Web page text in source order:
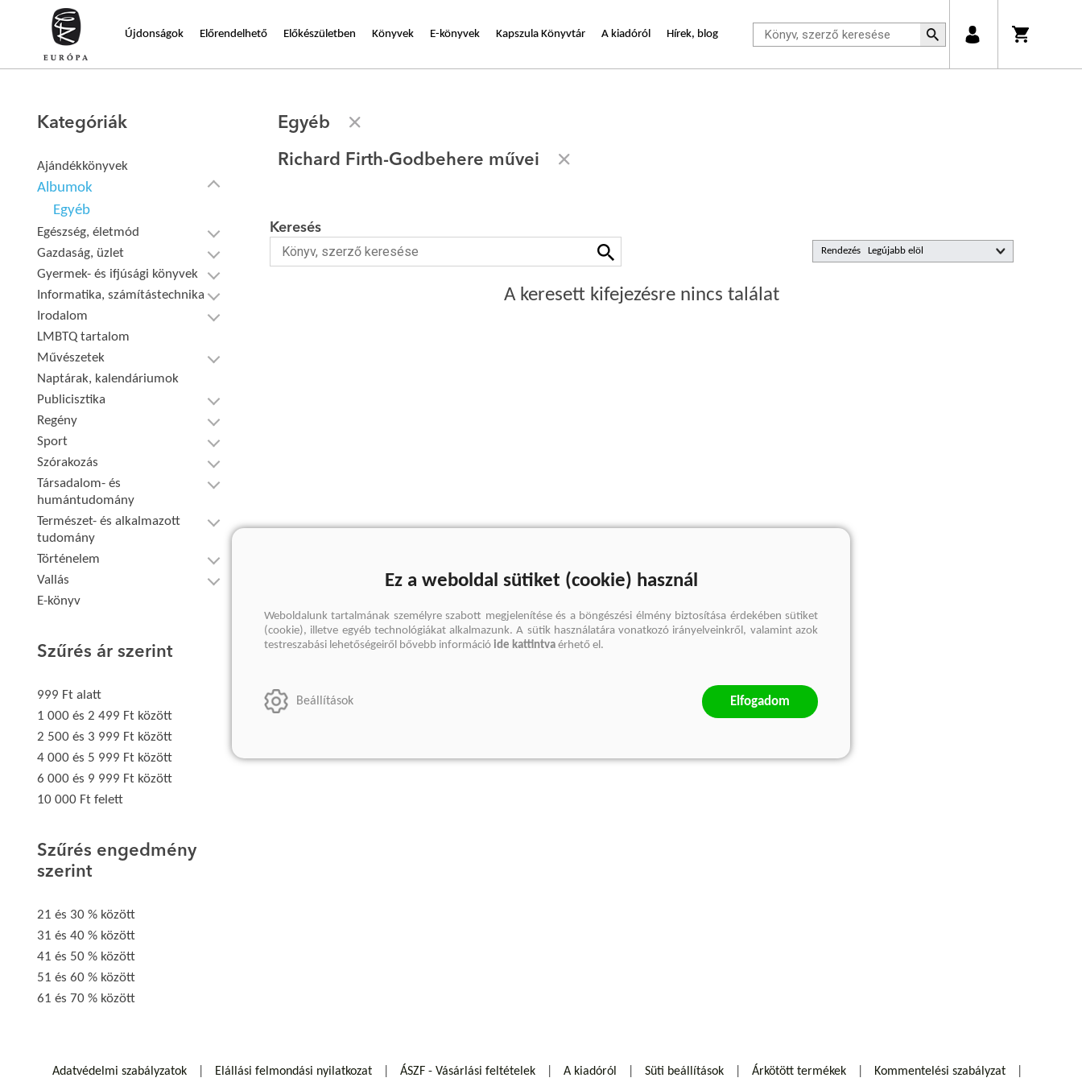
Újdonságok Előrendelhető Előkészületben Könyvek E-könyvek Kapszula Könyvtár A kiadóról Hírek, blog
Kategóriák
Ajándékkönyvek
Albumok
Egyéb
Egészség, életmód
Gazdaság, üzlet
Gyermek- és ifjúsági könyvek
Informatika, számítástechnika
Irodalom
LMBTQ tartalom
Művészetek
Naptárak, kalendáriumok
Publicisztika
Regény
Sport
Szórakozás
Társadalom- és
humántudomány
Természet- és alkalmazott
tudomány
Történelem
Vallás
E-könyv
Szűrés ár szerint
999 Ft alatt
1 000 és 2 499 Ft között
2 500 és 3 999 Ft között
4 000 és 5 999 Ft között
6 000 és 9 999 Ft között
10 000 Ft felett
Szűrés engedmény
szerint
21 és 30 % között
31 és 40 % között
41 és 50 % között
51 és 60 % között
61 és 70 % között
Egyéb
Richard Firth-Godbehere művei
Rendezés
Keresés
A keresett kifejezésre nincs találat
Adatvédelmi szabályzatok Elállási felmondási nyilatkozat ÁSZF - Vásárlási feltételek A kiadóról Süti beállítások Árkötött termékek Kommentelési szabályzat
Ez a weboldal sütiket (cookie) használ
Weboldalunk tartalmának személyre szabott megjelenítése és a böngészési élmény biztosítása érdekében sütiket
(cookie), illetve egyéb technológiákat alkalmazunk. A sütik használatára vonatkozó irányelveinkről, valamint azok
testreszabási lehetőségeiről bővebb információ ide kattintva érhető el.
Beállítások Elfogadom